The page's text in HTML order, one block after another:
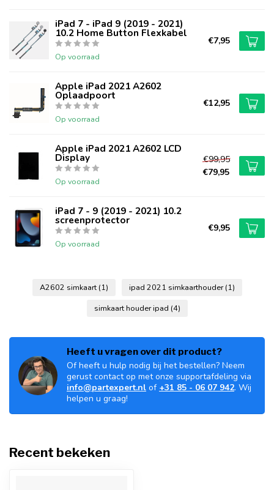
iPad 7 - iPad 9 (2019 - 2021)
10.2 Home Button Flexkabel
Op voorraad
€7,95
Apple iPad 2021 A2602
Oplaadpoort
Op voorraad
€12,95
Apple iPad 2021 A2602 LCD
Display
Op voorraad
€99,95
€79,95
iPad 7 - 9 (2019 - 2021) 10.2
screenprotector
Op voorraad
€9,95
A2602 simkaart (1) ipad 2021 simkaarthouder(1)
simkaart houder ipad (4)
Heeft u vragen over dit product?
Of heeft u hulp nodig bij het bestellen? Neem
gerust contact op met onze supportafdeling via
info@partexpert.nl of +31 85 - 06 07 942. Wij
helpen u graag!
Recent bekeken